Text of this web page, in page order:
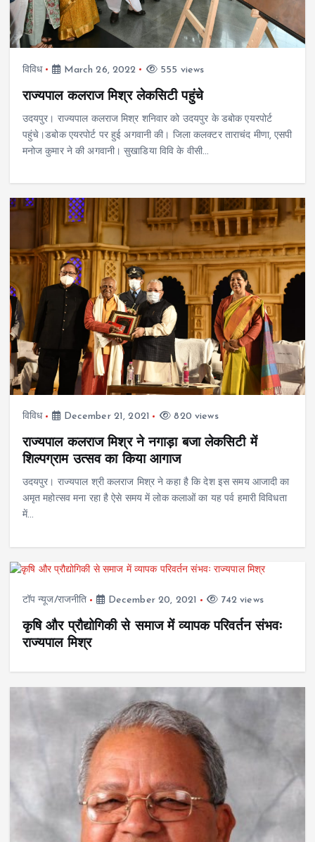
विविध March 26, 2022 555 views
राज्यपाल कलराज मिश्र लेकसिटी पहुंचे
उदयपुर। राज्यपाल कलराज मिश्र शनिवार को उदयपुर के डबोक एयरपोर्ट
पहुंचे।डबोक एयरपोर्ट पर हुई अगवानी की। जिला कलक्टर ताराचंद मीणा, एसपी
मनोज कुमार ने की अगवानी। सुखाडिया विवि के वीसी…
विविध December 21, 2021 820 views
राज्यपाल कलराज मिश्र ने नगाड़ा बजा लेकसिटी में
शिल्पग्राम उत्सव का किया आगाज
उदयपुर। राज्यपाल श्री कलराज मिश्र ने कहा है कि देश इस समय आजादी का
अमृत महोत्सव मना रहा है ऐसे समय में लोक कलाओं का यह पर्व हमारी विविधता
में…
टॉप न्यूज/राजनीति December 20, 2021 742 views
कृषि और प्रौद्योगिकी से समाज में व्यापक परिवर्तन संभवः
राज्यपाल मिश्र